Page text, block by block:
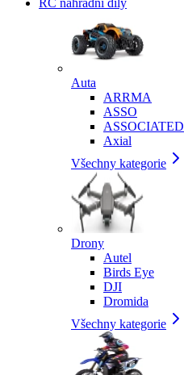
RC náhradní díly
Auta
ARRMA
ASSO
ASSOCIATED
Axial
Všechny kategorie
Drony
Autel
Birds Eye
DJI
Dromida
Všechny kategorie